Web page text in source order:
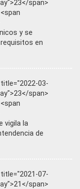
span>
y se
en
03-
span>
vigila la
de
07-
span>